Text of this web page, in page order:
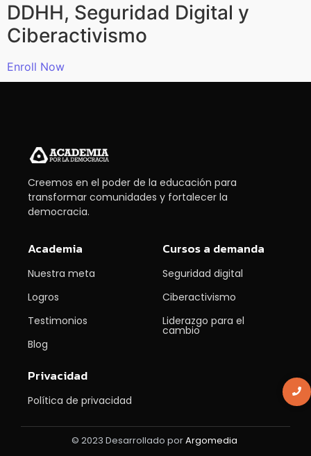
DDHH, Seguridad Digital y
Ciberactivismo
Enroll Now
Creemos en el poder de la educación para
transformar comunidades y fortalecer la
democracia.
Academia
Nuestra meta
Logros
Testimonios
Blog
Cursos a demanda
Seguridad digital
Ciberactivismo
Liderazgo para el
cambio
Privacidad
Política de privacidad
© 2023 Desarrollado porArgomedia